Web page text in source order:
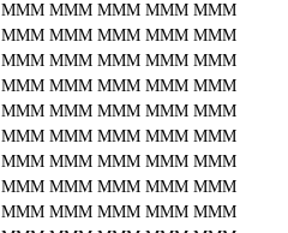
MMM MMM MMM MMM MMM
MMM MMM MMM MMM MMM
MMM MMM MMM MMM MMM
MMM MMM MMM MMM MMM
MMM MMM MMM MMM MMM
MMM MMM MMM MMM MMM
MMM MMM MMM MMM MMM
MMM MMM MMM MMM MMM
MMM MMM MMM MMM MMM